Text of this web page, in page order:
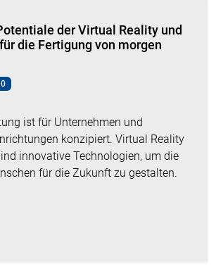
der Virtual Reality und
die Fertigung von morgen
ist für Unternehmen und
konzipiert. Virtual Reality
innovative Technologien, um die
für die Zukunft zu gestalten.